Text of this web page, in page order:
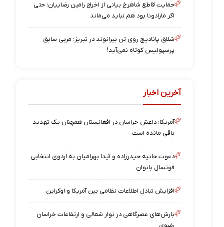
حمایت قاطع شاهرخ بیانی از اخراج رامین رضاییان؛ حتی
اگر مارادونا بود هم نباید می‌ماند
شلاق پانادیچ روی تن بیرانوند در تبریز؛ مربی سابق
پرسپولیس کوتاه نمی‌آید!
آخرین اخبار
آمریکا: داعش خراسان در افغانستان همچنان یک تهدید
باقی مانده است
دعوت حانیه حیدرزاده و آیدا بهرامیان به اردوی انتخابی
فوتسال بانوان
افزایش تبادل اطلاعات نظامی بین آمریکا و اوکراین
بارش‌های عصرگاهی در نوار شمالی و ارتفاعات خراسان
رضوی